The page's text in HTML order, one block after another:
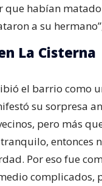
que habían
a su
La Cisterna
el barrio como
su sorpresa
pero más
entonces
Por eso fue
complicados,